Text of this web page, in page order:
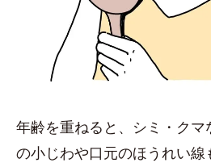
年齢を重ねると、シミ・ク
の小じわや口元のほうれい